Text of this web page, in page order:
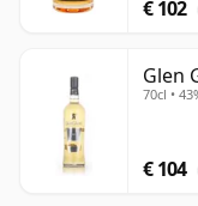
€ 102
Glen
70cl •
€ 104